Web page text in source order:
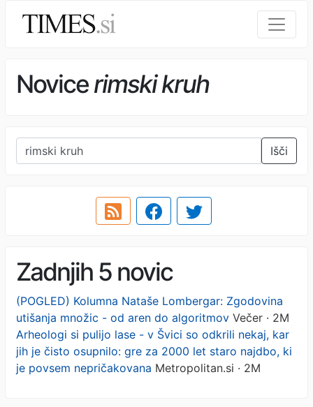
Novicerimski kruh
Išči
Zadnjih 5 novic
(POGLED) Kolumna Nataše Lombergar: Zgodovina
utišanja množic - od aren do algoritmov Večer · 2M
Arheologi si pulijo lase - v Švici so odkrili nekaj, kar
jih je čisto osupnilo: gre za 2000 let staro najdbo, ki
je povsem nepričakovana Metropolitan.si · 2M